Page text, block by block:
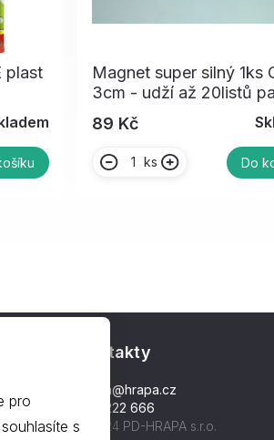
plast
Magnet super silný 1ks
3cm - udží až 20listů
89 Kč
ks Do
Kontakty
hrapa@hrapa.cz
577 222 666
©2024 PD-HRAPA s.r.o.
pro